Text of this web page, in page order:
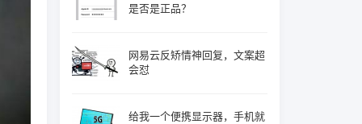
是否是正品？
网易云反矫情神回复，文案超
会怼
给我一个便携显示器，手机就